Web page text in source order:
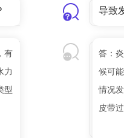
有
力
型
导致
答：
候可
情况
皮带